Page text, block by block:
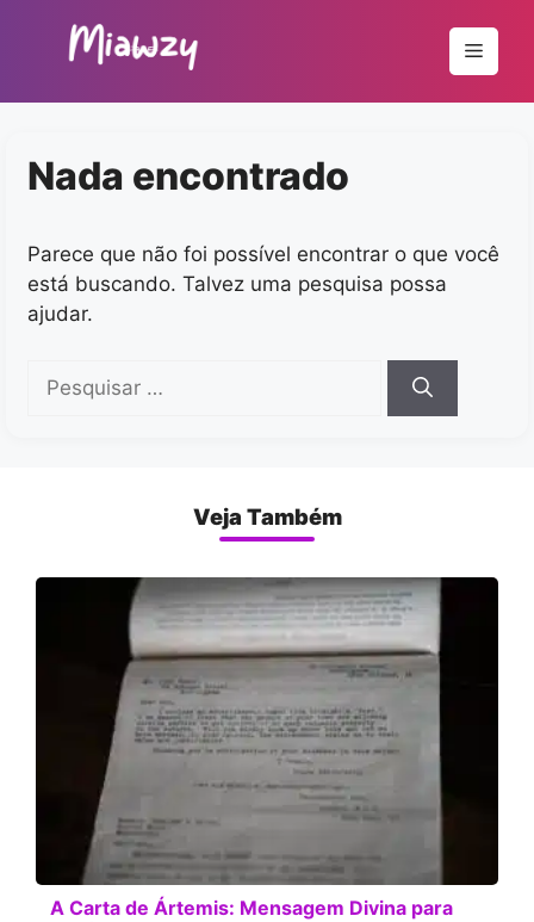
conteúdo
Menu
Nada encontrado
Parece que não foi possível encontrar o que você
está buscando. Talvez uma pesquisa possa
ajudar.
por:
Veja Também
A Carta de Ártemis: Mensagem Divina para